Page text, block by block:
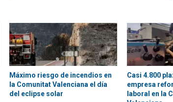
Máximo riesgo de incendios en
la Comunitat Valenciana el día
del eclipse solar
Casi 4.800
empresa
laboral en la